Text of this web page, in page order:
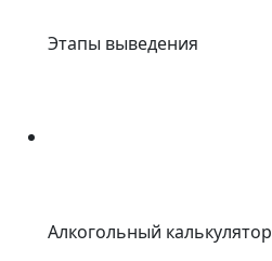
Этапы выведения
Алкогольный калькулятор